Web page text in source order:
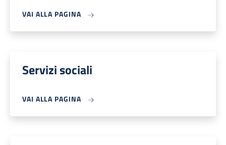
VAI ALLA PAGINA
Servizi sociali
VAI ALLA PAGINA